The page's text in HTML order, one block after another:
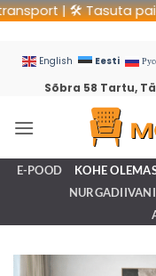
English Eesti
Sõbra 58 Tartu,
E-POOD KOHE